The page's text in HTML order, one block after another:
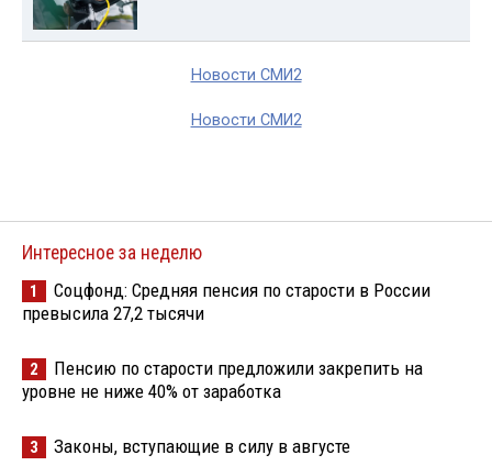
Новости СМИ2
Новости СМИ2
Интересное за неделю
1
Соцфонд: Средняя пенсия по старости в России
превысила 27,2 тысячи
2
Пенсию по старости предложили закрепить на
уровне не ниже 40% от заработка
3 Законы, вступающие в силу в августе